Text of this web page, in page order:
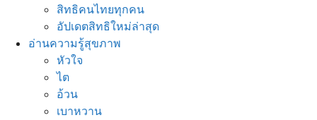
สิทธิคนไทยทุกคน
อัปเดตสิทธิใหม่ล่าสุด
อ่านความรู้สุขภาพ
หัวใจ
ไต
อ้วน
เบาหวาน